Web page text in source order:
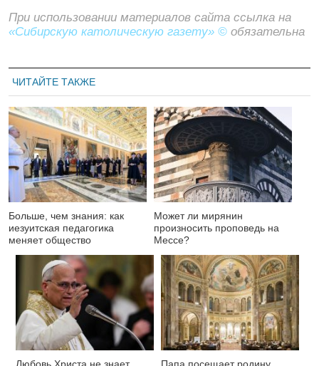
При использовании материалов сайта ссылка на
«Сибирскую католическую газету» © обязательна
ЧИТАЙТЕ ТАКЖЕ
Больше, чем знания: как
иезуитская педагогика
меняет общество
Может ли мирянин
произносить проповедь на
Мессе?